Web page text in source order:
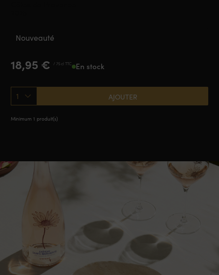
18,95 € / 75 cl TTC En stock
1 AJOUTER
Minimum 1 produit(s)
Nouveauté